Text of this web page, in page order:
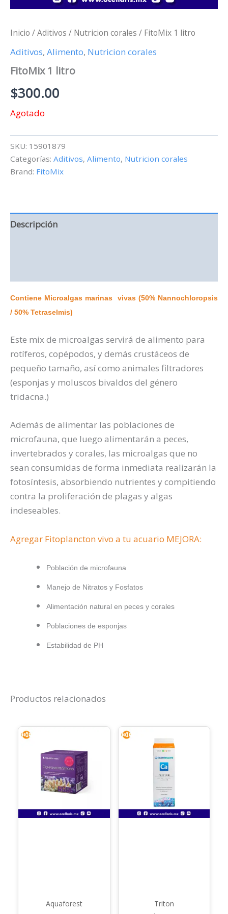
Inicio /Aditivos / Nutricion corales / FitoMix 1 litro
Aditivos, Alimento, Nutricion corales
FitoMix 1 litro
$300.00
Agotado
SKU: 15901879
Categorías: Aditivos, Alimento, Nutricion corales
Brand: FitoMix
Descripción
Contiene Microalgas marinas vivas (50% Nannochloropsis
/ 50% Tetraselmis)
Este mix de microalgas servirá de alimento para
rotíferos, copépodos, y demás crustáceos de
pequeño tamaño, así como animales filtradores
(esponjas y moluscos bivaldos del género
tridacna.)
Además de alimentar las poblaciones de
microfauna, que luego alimentarán a peces,
invertebrados y corales, las microalgas que no
sean consumidas de forma inmediata realizarán la
fotosíntesis, absorbiendo nutrientes y compitiendo
contra la proliferación de plagas y algas
indeseables.
Agregar Fitoplancton vivo a tu acuario MEJORA:
Población de microfauna
Manejo de Nitratos y Fosfatos
Alimentación natural en peces y corales
Poblaciones de esponjas
Estabilidad de PH
Productos relacionados
Aquaforest
Triton